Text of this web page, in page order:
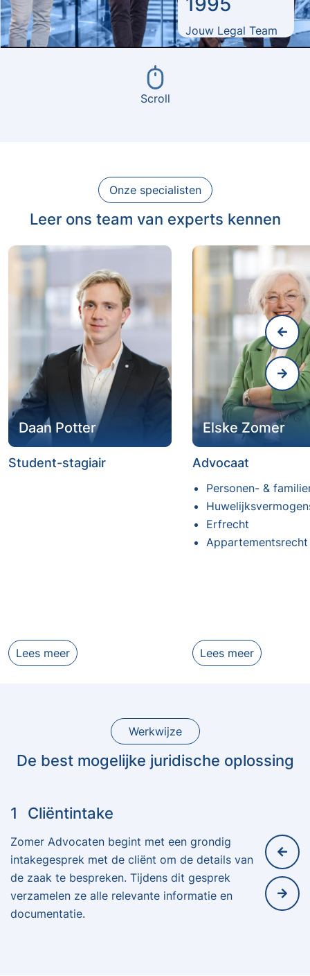
Jouw Legal Team
Scroll
Onze specialisten
Leer ons team van experts kennen
Daan Potter
Student-stagiair
Lees meer
Elske Zomer
Advocaat
Personen- &
Erfrecht
Appartementsrecht
Lees meer
Werkwijze
De best mogelijke juridische oplossing
1 Cliëntintake
Zomer Advocaten begint met een grondig
intakegesprek met de cliënt om de details van
de zaak te bespreken. Tijdens dit gesprek
verzamelen ze alle relevante informatie en
documentatie.